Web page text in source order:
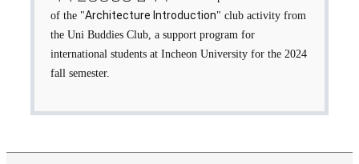
of the "Architecture Introduction" club activity from
the Uni Buddies Club, a support program for
international students at Incheon University for the 2024
fall semester.